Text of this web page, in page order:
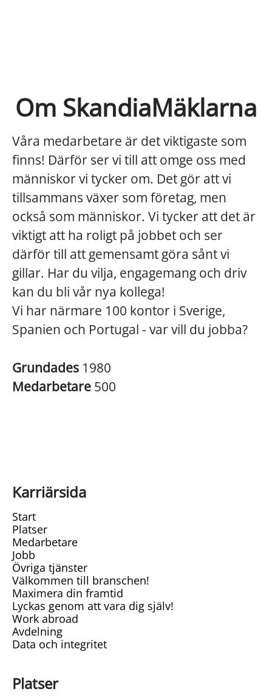
Om SkandiaMäklarna
Våra medarbetare är det viktigaste som
finns! Därför ser vi till att omge oss med
människor vi tycker om. Det gör att vi
tillsammans växer som företag, men
också som människor. Vi tycker att det är
viktigt att ha roligt på jobbet och ser
därför till att gemensamt göra sånt vi
gillar. Har du vilja, engagemang och driv
kan du bli vår nya kollega!
Vi har närmare 100 kontor i Sverige,
Spanien och Portugal - var vill du jobba?
Grundades 1980
Medarbetare 500
Karriärsida
Start
Platser
Medarbetare
Jobb
Övriga tjänster
Välkommen till branschen!
Maximera din framtid
Lyckas genom att vara dig själv!
Work abroad
Avdelning
Data och integritet
Platser